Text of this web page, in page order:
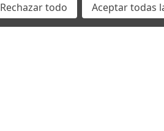
Rechazar todo Aceptar todas